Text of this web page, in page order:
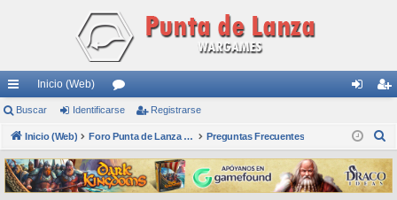
nl
ac
es
rá
Inicio (Web)
or
os nti
fic
ar
ist
ra
rs
Buscar Identificarse Registrarse
Inicio (Web) Foro Punta de Lanza Wargames Preguntas Frecuentes
s
c